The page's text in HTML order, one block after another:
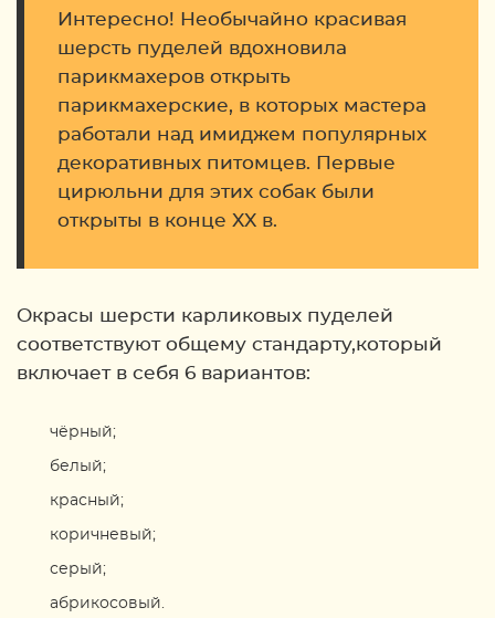
Интересно! Необычайно красивая
шерсть пуделей вдохновила
парикмахеров открыть
парикмахерские, в которых мастера
работали над имиджем популярных
декоративных питомцев. Первые
цирюльни для этих собак были
открыты в конце XX в.
Окрасы шерсти карликовых пуделей
соответствуют общему стандарту,который
включает в себя 6 вариантов:
чёрный;
белый;
красный;
коричневый;
серый;
абрикосовый.